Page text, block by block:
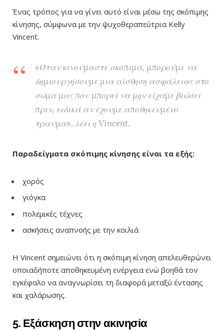
Ένας τρόπος για να γίνει αυτό είναι μέσω της σκόπιμης
κίνησης, σύμφωνα με την ψυχοθεραπεύτρια Kelly
Vincent.
«Όταν κινούμαστε σκόπιμα, μπορούμε να
δημιουργήσουμε μια αίσθηση ασφάλειας στο
σώμα μας που μπορεί να μην είχαμε βιώσει
πριν, ειδικά αν έχουμε αποθηκευμένο
τραύμα», λέει η Vincent.
Παραδείγματα σκόπιμης κίνησης είναι τα εξής:
χορός
γιόγκα
πολεμικές τέχνες
ασκήσεις αναπνοής με την κοιλιά
Η Vincent σημειώνει ότι η σκόπιμη κίνηση απελευθερώνει
οποιαδήποτε αποθηκευμένη ενέργεια ενώ βοηθά τον
εγκέφαλο να αναγνωρίσει τη διαφορά μεταξύ έντασης
και χαλάρωσης.
5. Εξάσκηση στην ακινησία